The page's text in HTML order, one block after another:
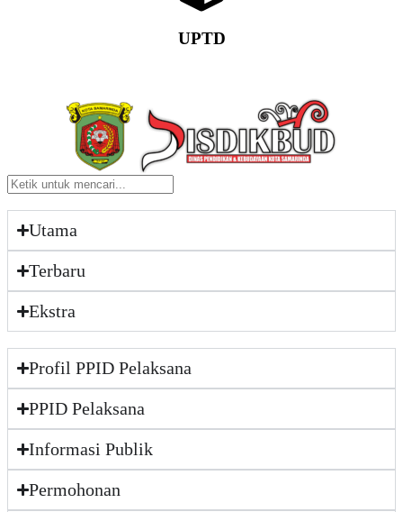
UPTD
Utama
Terbaru
Ekstra
Profil PPID Pelaksana
PPID Pelaksana
Informasi Publik
Permohonan